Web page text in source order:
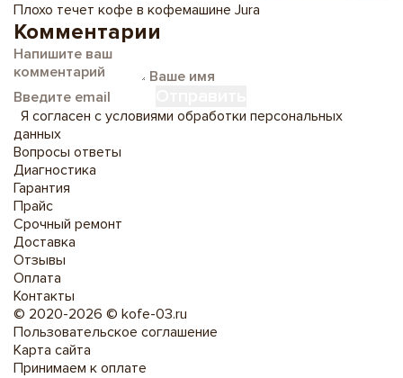
Плохо течет кофе в кофемашине Jura
Комментарии
Я согласен с условиями обработки персональных
данных
Вопросы ответы
Диагностика
Гарантия
Прайс
Срочный ремонт
Доставка
Отзывы
Оплата
Контакты
© 2020-2026 © kofe-03.ru
Пользовательское соглашение
Карта сайта
Принимаем к оплате